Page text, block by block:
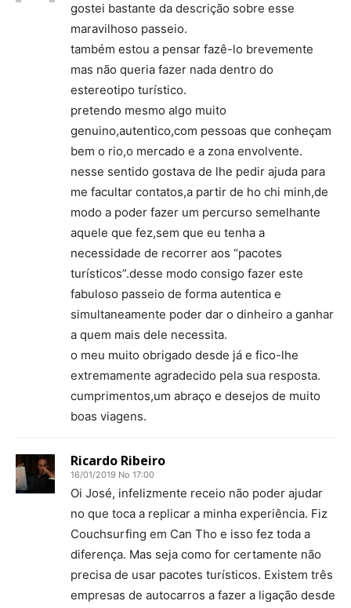
gostei bastante da descrição sobre esse
maravilhoso passeio.
também estou a pensar fazê-lo brevemente
mas não queria fazer nada dentro do
estereotipo turístico.
pretendo mesmo algo muito
genuino,autentico,com pessoas que conheçam
bem o rio,o mercado e a zona envolvente.
nesse sentido gostava de lhe pedir ajuda para
me facultar contatos,a partir de ho chi minh,de
modo a poder fazer um percurso semelhante
aquele que fez,sem que eu tenha a
necessidade de recorrer aos “pacotes
turísticos”.desse modo consigo fazer este
fabuloso passeio de forma autentica e
simultaneamente poder dar o dinheiro a ganhar
a quem mais dele necessita.
o meu muito obrigado desde já e fico-lhe
extremamente agradecido pela sua resposta.
cumprimentos,um abraço e desejos de muito
boas viagens.
Ricardo Ribeiro
16/01/2019 No 17:00
Oi José, infelizmente receio não poder ajudar
no que toca a replicar a minha experiência. Fiz
Couchsurfing em Can Tho e isso fez toda a
diferença. Mas seja como for certamente não
precisa de usar pacotes turísticos. Existem três
empresas de autocarros a fazer a ligação desde